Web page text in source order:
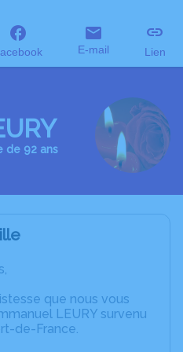
E-mail Lien
de 92 ans
que nous vous
LEURY survenu
de-France.